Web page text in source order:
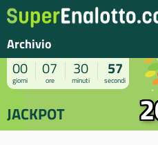
Archivio
00
giorni
07
ore
30
minuti
57
secondi
JACKPOT